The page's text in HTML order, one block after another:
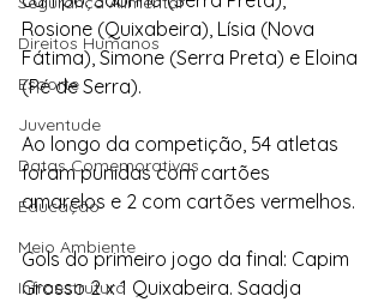
Direitos Humanos
Esporte
Juventude
Datas Comemorativas
Educação
Meio Ambiente
Infraestrutura
Rosione (Quixabeira), Lísia (Nova
Fátima), Simone (Serra Preta) e Eloina
(Pé de Serra).
Ao longo da competição, 54 atletas
foram punidas com cartões
amarelos e 2 com cartões vermelhos.
Gols do primeiro jogo da final: Capim
Grosso 2 x 1 Quixabeira. Saadja